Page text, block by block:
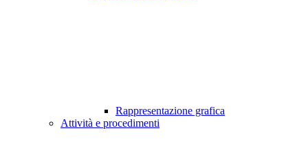
Rappresentazione grafica
Attività e procedimenti